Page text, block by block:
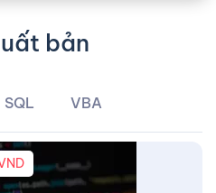
bản
SQL VBA